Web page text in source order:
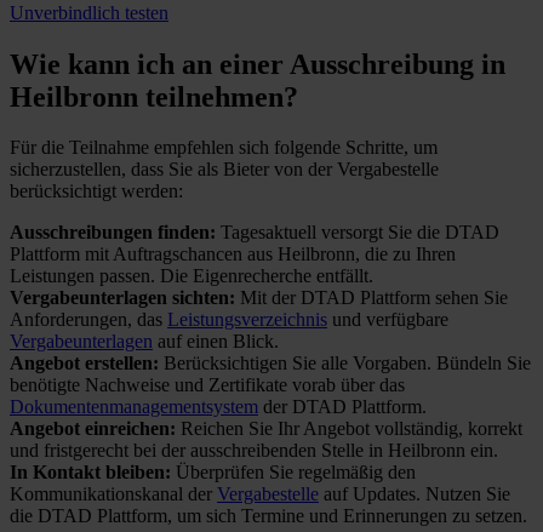
Unverbindlich testen
Wie kann ich an einer Ausschreibung in
Heilbronn teilnehmen?
Für die Teilnahme empfehlen sich folgende Schritte, um
sicherzustellen, dass Sie als Bieter von der Vergabestelle
berücksichtigt werden:
Ausschreibungen finden: Tagesaktuell versorgt Sie die DTAD
Plattform mit Auftragschancen aus Heilbronn, die zu Ihren
Leistungen passen. Die Eigenrecherche entfällt.
Vergabeunterlagen sichten: Mit der DTAD Plattform sehen Sie
Anforderungen, das Leistungsverzeichnis und verfügbare
Vergabeunterlagen auf einen Blick.
Angebot erstellen: Berücksichtigen Sie alle Vorgaben. Bündeln Sie
benötigte Nachweise und Zertifikate vorab über das
Dokumentenmanagementsystem der DTAD Plattform.
Angebot einreichen: Reichen Sie Ihr Angebot vollständig, korrekt
und fristgerecht bei der ausschreibenden Stelle in Heilbronn ein.
In Kontakt bleiben: Überprüfen Sie regelmäßig den
Kommunikationskanal der Vergabestelle auf Updates. Nutzen Sie
die DTAD Plattform, um sich Termine und Erinnerungen zu setzen.